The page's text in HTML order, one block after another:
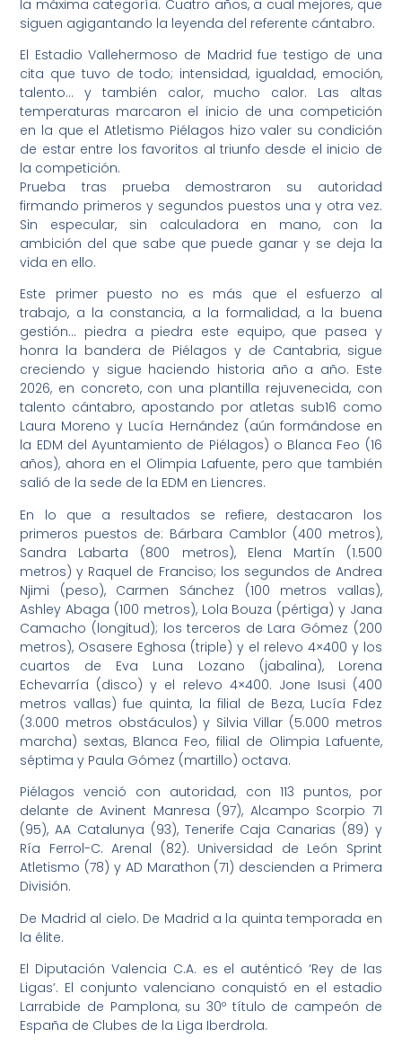
la máxima categoría. Cuatro años, a cual mejores, que
siguen agigantando la leyenda del referente cántabro.
El Estadio Vallehermoso de Madrid fue testigo de una
cita que tuvo de todo; intensidad, igualdad, emoción,
talento… y también calor, mucho calor. Las altas
temperaturas marcaron el inicio de una competición
en la que el Atletismo Piélagos hizo valer su condición
de estar entre los favoritos al triunfo desde el inicio de
la competición.
Prueba tras prueba demostraron su autoridad
firmando primeros y segundos puestos una y otra vez.
Sin especular, sin calculadora en mano, con la
ambición del que sabe que puede ganar y se deja la
vida en ello.
Este primer puesto no es más que el esfuerzo al
trabajo, a la constancia, a la formalidad, a la buena
gestión… piedra a piedra este equipo, que pasea y
honra la bandera de Piélagos y de Cantabria, sigue
creciendo y sigue haciendo historia año a año. Este
2026, en concreto, con una plantilla rejuvenecida, con
talento cántabro, apostando por atletas sub16 como
Laura Moreno y Lucía Hernández (aún formándose en
la EDM del Ayuntamiento de Piélagos) o Blanca Feo (16
años), ahora en el Olimpia Lafuente, pero que también
salió de la sede de la EDM en Liencres.
En lo que a resultados se refiere, destacaron los
primeros puestos de: Bárbara Camblor (400 metros),
Sandra Labarta (800 metros), Elena Martín (1.500
metros) y Raquel de Franciso; los segundos de Andrea
Njimi (peso), Carmen Sánchez (100 metros vallas),
Ashley Abaga (100 metros), Lola Bouza (pértiga) y Jana
Camacho (longitud); los terceros de Lara Gómez (200
metros), Osasere Eghosa (triple) y el relevo 4×400 y los
cuartos de Eva Luna Lozano (jabalina), Lorena
Echevarría (disco) y el relevo 4×400. Jone Isusi (400
metros vallas) fue quinta, la filial de Beza, Lucía Fdez
(3.000 metros obstáculos) y Silvia Villar (5.000 metros
marcha) sextas, Blanca Feo, filial de Olimpia Lafuente,
séptima y Paula Gómez (martillo) octava.
Piélagos venció con autoridad, con 113 puntos, por
delante de Avinent Manresa (97), Alcampo Scorpio 71
(95), AA Catalunya (93), Tenerife Caja Canarias (89) y
Ría Ferrol-C. Arenal (82). Universidad de León Sprint
Atletismo (78) y AD Marathon (71) descienden a Primera
División.
De Madrid al cielo. De Madrid a la quinta temporada en
la élite.
El Diputación Valencia C.A. es el auténticó ‘Rey de las
Ligas’. El conjunto valenciano conquistó en el estadio
Larrabide de Pamplona, su 30º título de campeón de
España de Clubes de la Liga Iberdrola.